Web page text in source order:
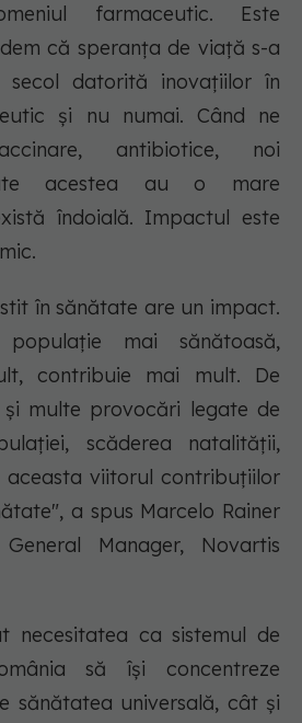
farmaceutic. Este
că speranța de viață s-a
datorită inovațiilor în
și nu numai. Când ne
antibiotice, noi
acestea au o mare
îndoială. Impactul este
în sănătate are un impact.
mai sănătoasă,
contribuie mai mult. De
și multe provocări legate de
scăderea natalității,
viitorul contribuțiilor
a spus Marcelo Rainer
Manager, Novartis
necesitatea ca sistemul de
să își concentreze
sănătatea universală, cât și